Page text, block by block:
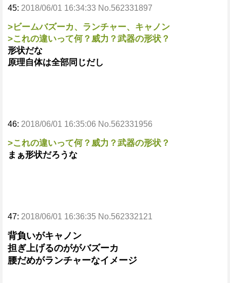
45: 2018/06/01 16:34:33 No.562331897
>ビームバズーカ、ランチャー、キャノン
>これの違いって何？威力？武器の形状？
形状だな
原理自体は全部同じだし
46: 2018/06/01 16:35:06 No.562331956
>これの違いって何？威力？武器の形状？
まぁ形状だろうな
47: 2018/06/01 16:36:35 No.562332121
背負いがキャノン
担ぎ上げるのががバズーカ
腰だめがランチャーなイメージ